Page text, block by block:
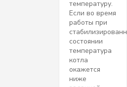
температуру.
Если во время
работы при
состоянии
температура
котла
окажется
ниже